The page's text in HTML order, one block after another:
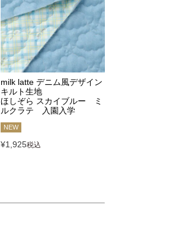
milk latte デニム風デザイン
キルト生地
ほしぞら スカイブルー ミ
ルクラテ 入園入学
NEW
¥1,925税込